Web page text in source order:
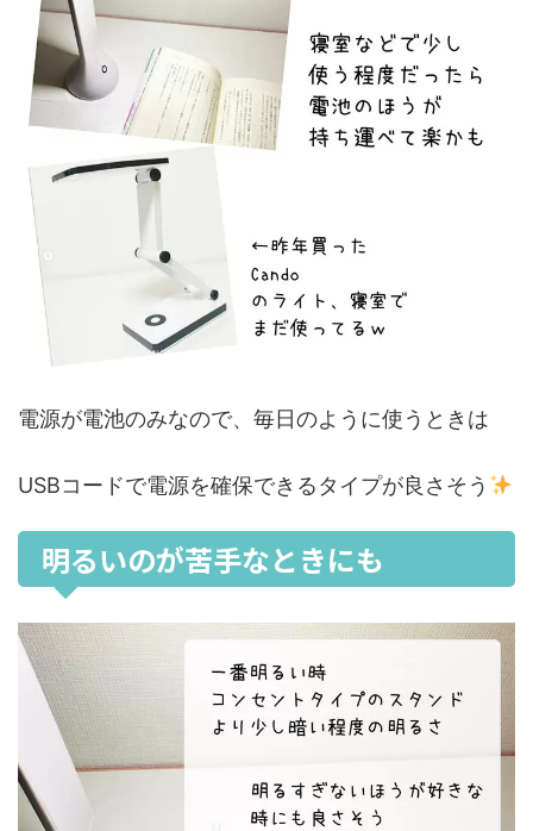
電源が電池のみなので、毎日のように使うときは
USBコードで電源を確保できるタイプが良さそう
明るいのが苦手なときにも